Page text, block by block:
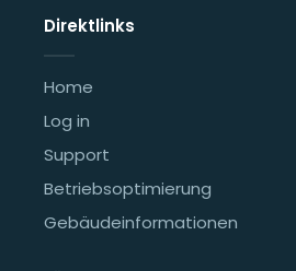
Direktlinks
Home
Log in
Support
Betriebsoptimierung
Gebäudeinformationen